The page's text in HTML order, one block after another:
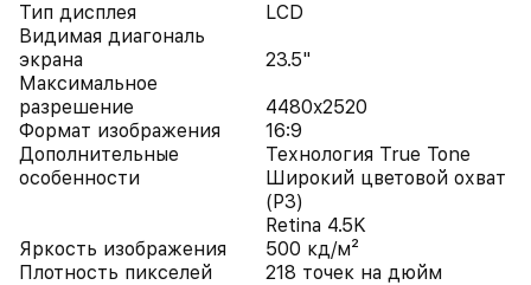
Тип дисплея
LCD
Видимая диагональ
экрана
23.5"
Максимальное
разрешение
4480x2520
Формат изображения
16:9
Дополнительные
особенности
Технология True Tone
Широкий цветовой охват
(P3)
Retina 4.5K
Яркость изображения
500 кд/м²
Плотность пикселей
218 точек на дюйм